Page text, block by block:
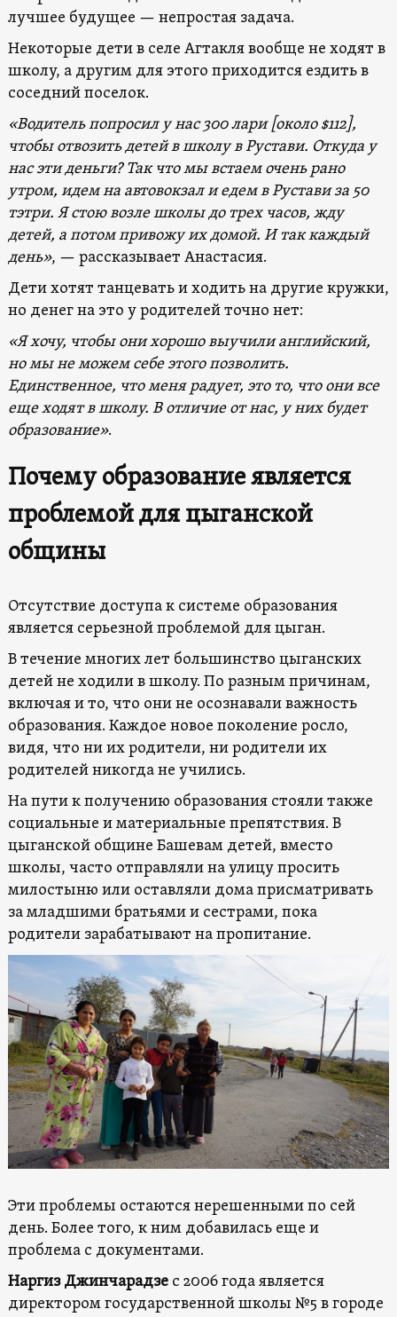
лучшее будущее — непростая задача.
Некоторые дети в селе Агтакля вообще не ходят в
школу, а другим для этого приходится ездить в
соседний поселок.
«Водитель попросил у нас 300 лари [около $112],
чтобы отвозить детей в школу в Рустави. Откуда у
нас эти деньги? Так что мы встаем очень рано
утром, идем на автовокзал и едем в Рустави за 50
тэтри. Я стою возле школы до трех часов, жду
детей, а потом привожу их домой. И так каждый
день», — рассказывает Анастасия.
Дети хотят танцевать и ходить на другие кружки,
но денег на это у родителей точно нет:
«Я хочу, чтобы они хорошо выучили английский,
но мы не можем себе этого позволить.
Единственное, что меня радует, это то, что они все
еще ходят в школу. В отличие от нас, у них будет
образование».
Почему образование является
проблемой для цыганской
общины
Отсутствие доступа к системе образования
является серьезной проблемой для цыган.
В течение многих лет большинство цыганских
детей не ходили в школу. По разным причинам,
включая и то, что они не осознавали важность
образования. Каждое новое поколение росло,
видя, что ни их родители, ни родители их
родителей никогда не учились.
На пути к получению образования стояли также
социальные и материальные препятствия. В
цыганской общине Башевам детей, вместо
школы, часто отправляли на улицу просить
милостыню или оставляли дома присматривать
за младшими братьями и сестрами, пока
родители зарабатывают на пропитание.
Эти проблемы остаются нерешенными по сей
день. Более того, к ним добавилась еще и
проблема с документами.
Наргиз Джинчарадзес 2006 года является
директором государственной школы №5 в городе